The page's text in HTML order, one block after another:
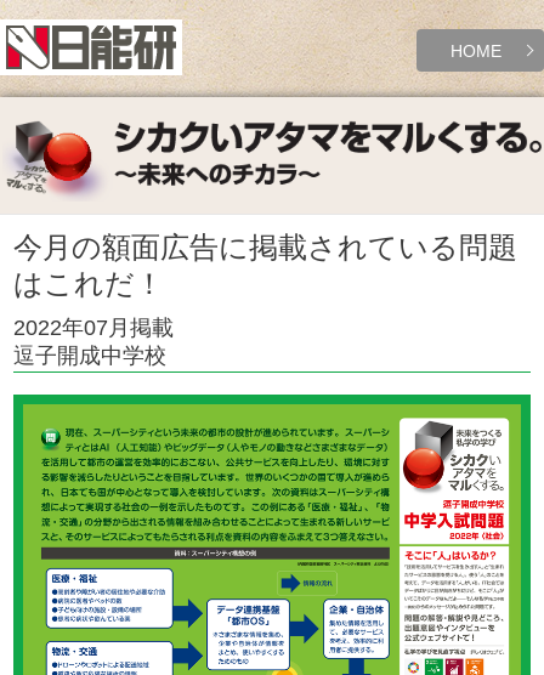
HOME
今月の額面広告に掲載されている問題
はこれだ！
2022年07月掲載
逗子開成中学校